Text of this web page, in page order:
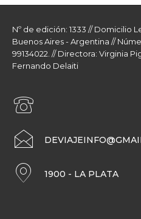
Nº de edición: 1333 // Domicilio
Buenos Aires - Argentina //
99134022. // Directora: Virginia
Fernando Delaiti
1900 - LA PLATA